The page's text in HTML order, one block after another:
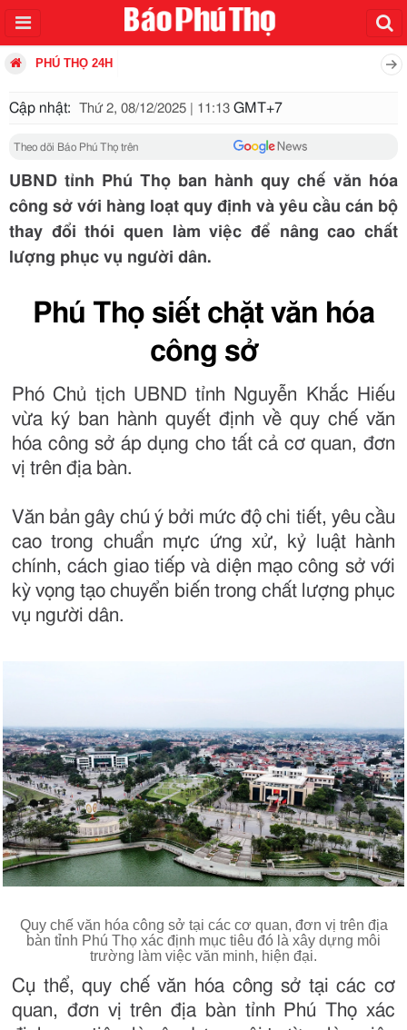
PHÚ THỌ 24H
Cập nhật: Thứ 2, 08/12/2025 | 11:13 GMT+7
Theo dõi Báo Phú Thọ trên
UBND tỉnh Phú Thọ ban hành quy chế văn hóa
công sở với hàng loạt quy định và yêu cầu cán bộ
thay đổi thói quen làm việc để nâng cao chất
lượng phục vụ người dân.
Phú Thọ siết chặt văn hóa
công sở
Phó Chủ tịch UBND tỉnh Nguyễn Khắc Hiếu
vừa ký ban hành quyết định về quy chế văn
hóa công sở áp dụng cho tất cả cơ quan, đơn
vị trên địa bàn.
Văn bản gây chú ý bởi mức độ chi tiết, yêu cầu
cao trong chuẩn mực ứng xử, kỷ luật hành
chính, cách giao tiếp và diện mạo công sở với
kỳ vọng tạo chuyển biến trong chất lượng phục
vụ người dân.
Quy chế văn hóa công sở tại các cơ quan, đơn vị trên địa
bàn tỉnh Phú Thọ xác định mục tiêu đó là xây dựng môi
trường làm việc văn minh, hiện đại.
Cụ thể, quy chế văn hóa công sở tại các cơ
quan, đơn vị trên địa bàn tỉnh Phú Thọ xác